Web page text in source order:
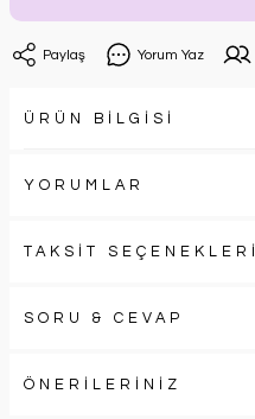
Paylaş Yorum Yaz
ÜRÜN BİLGİSİ
YORUMLAR
TAKSİT SEÇENEKLERİ
SORU & CEVAP
ÖNERİLERİNİZ